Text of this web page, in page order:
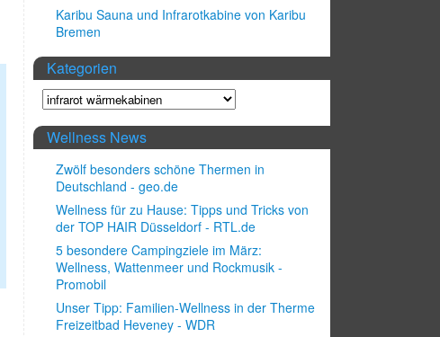
Karibu Sauna und Infrarotkabine von Karibu
Bremen
Kategorien
Wellness News
Zwölf besonders schöne Thermen in
Deutschland - geo.de
Wellness für zu Hause: Tipps und Tricks von
der TOP HAIR Düsseldorf - RTL.de
5 besondere Campingziele im März:
Wellness, Wattenmeer und Rockmusik -
Promobil
Unser Tipp: Familien-Wellness in der Therme
Freizeitbad Heveney - WDR